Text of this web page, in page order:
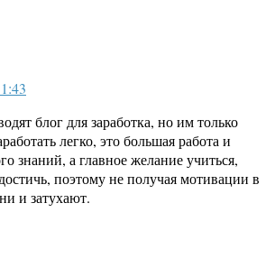
блог для заработка, но им только
легко, это большая работа и
знаний, а главное желание учиться,
поэтому не получая мотивации в
и затухают.